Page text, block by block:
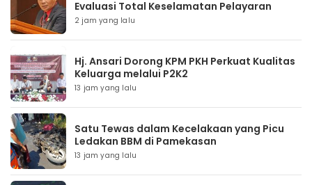
Evaluasi Total Keselamatan Pelayaran
2 jam yang lalu
Hj. Ansari Dorong KPM PKH Perkuat Kualitas
Keluarga melalui P2K2
13 jam yang lalu
Satu Tewas dalam Kecelakaan yang Picu
Ledakan BBM di Pamekasan
13 jam yang lalu